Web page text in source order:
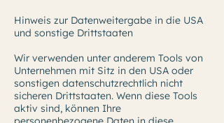
Hinweis zur Datenweitergabe in die USA
und sonstige Drittstaaten
Wir verwenden unter anderem Tools von
Unternehmen mit Sitz in den USA oder
sonstigen datenschutzrechtlich nicht
sicheren Drittstaaten. Wenn diese Tools
aktiv sind, können Ihre